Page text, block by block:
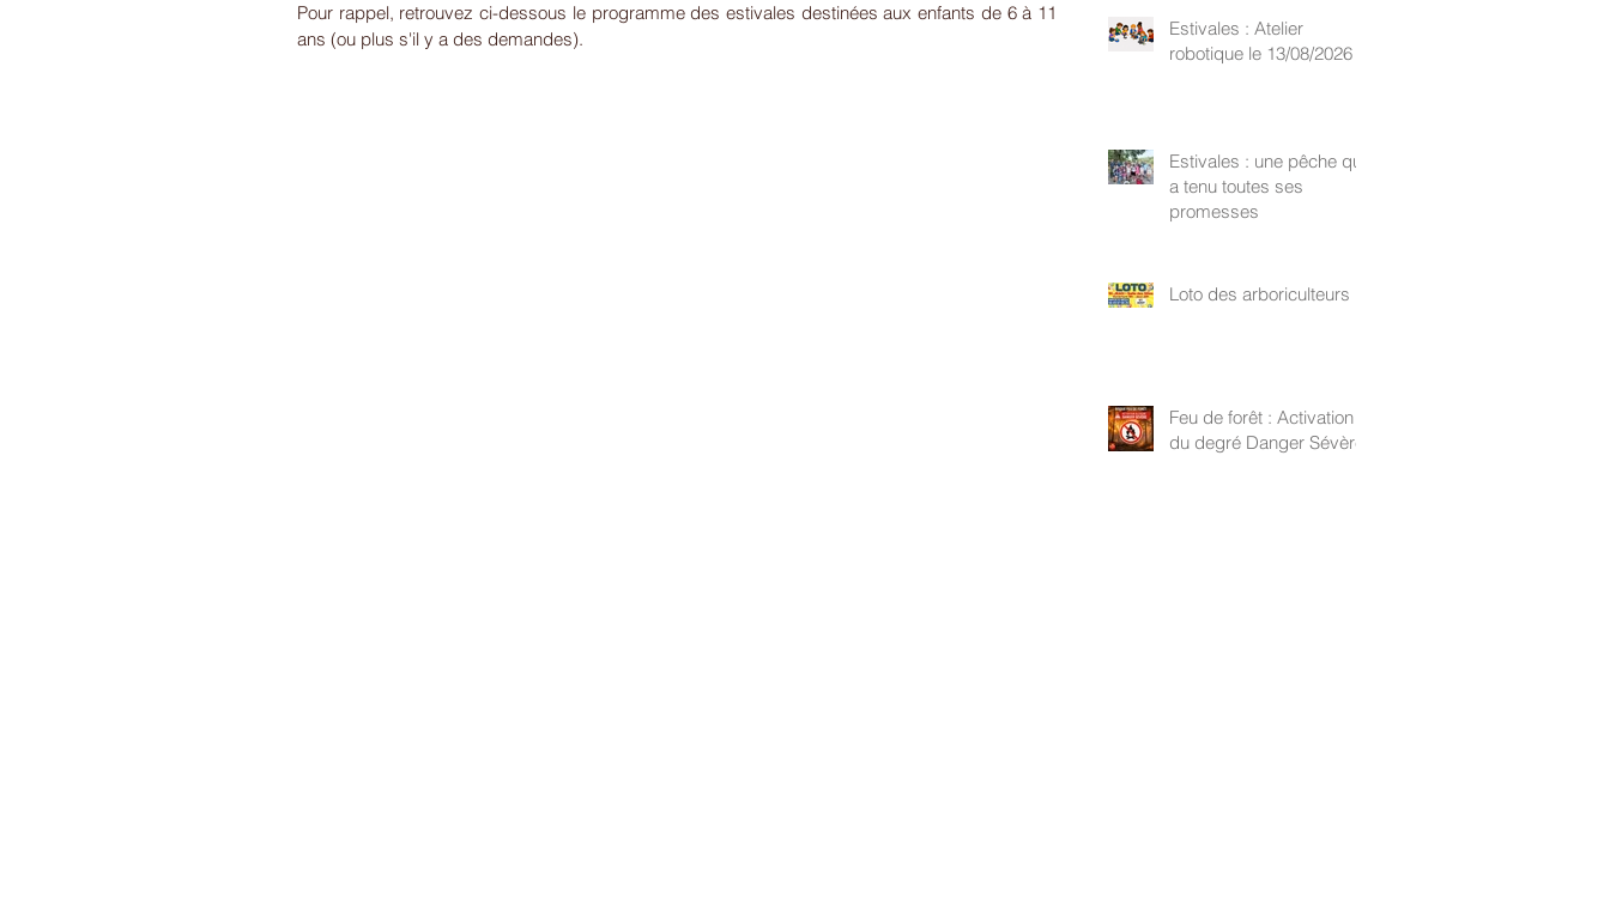
Pour rappel, retrouvez ci-dessous le programme des estivales destinées aux enfants de 6 à 11
ans (ou plus s'il y a des demandes).
Estivales : Atelier
robotique le 13/08/2026
Estivales : une pêche qui
a tenu toutes ses
promesses
Loto des arboriculteurs
Feu de forêt : Activation
du degré Danger Sévère